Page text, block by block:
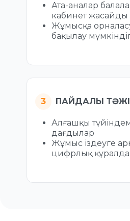
Ата-аналар
кабинет жасайды
Жұмысқа
бақылау
ПАЙДАЛЫ
Алғашқы
дағдылар
Жұмыс іздеуге
цифрлық